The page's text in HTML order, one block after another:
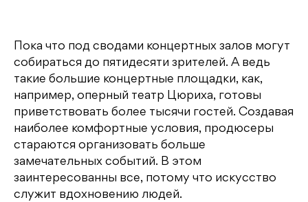
Пока что под сводами концертных залов могут
собираться до пятидесяти зрителей. А ведь
такие большие концертные площадки, как,
например, оперный театр Цюриха, готовы
приветствовать более тысячи гостей. Создавая
наиболее комфортные условия, продюсеры
стараются организовать больше
замечательных событий. В этом
заинтересованны все, потому что искусство
служит вдохновению людей.